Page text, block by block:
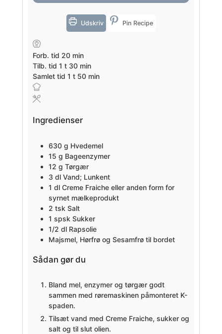
Udskriv Pin Recipe
Forb. tid 20minutter
min
Tilb. tid 1 time
t 30minutter
min
Samlet tid 1 time
t 50minutter
min
Ingredienser
630 g Hvedemel
15 g Bageenzymer
12 g Tørgær
3 dl Vand; Lunkent
1 dl Creme Fraiche eller anden form for
syrnet mælkeprodukt
2 tsk Salt
1 spsk Sukker
1/2 dl Rapsolie
Majsmel, Hørfrø og Sesamfrø til bordet
Sådan gør du
Bland mel, enzymer og tørgær godt
sammen med røremaskinen påmonteret K-
spaden.
Tilsæt vand med Creme Fraiche, sukker og
salt og til slut olien.